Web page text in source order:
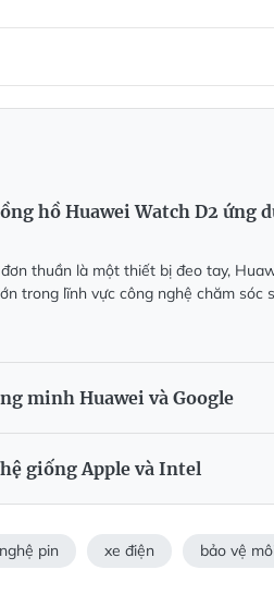
hồ Huawei Watch D2 ứng
thuần là một thiết bị đeo tay,
trong lĩnh vực công nghệ chăm sóc
minh Huawei và Google
giống Apple và Intel
pin xe điện bảo vệ